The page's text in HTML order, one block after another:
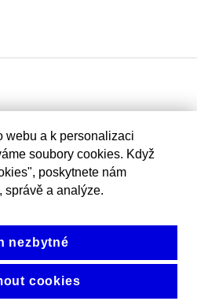
webu a k personalizaci
soubory cookies. Když
poskytnete nám
správě a analýze.
nezbytné
cookies